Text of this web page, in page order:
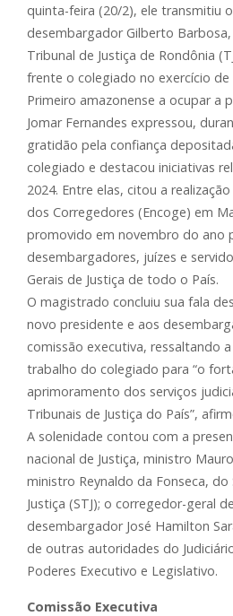
quinta-feira (20/2), ele transmitiu
desembargador Gilberto
Tribunal de Justiça de Rondônia
frente o colegiado no exercício de
Primeiro amazonense a ocupar a
Jomar Fernandes expressou,
gratidão pela confiança
colegiado e destacou iniciativas
2024. Entre elas, citou a
dos Corregedores (Encoge) em
promovido em novembro do ano
desembargadores, juízes e
Gerais de Justiça de todo o País.
O magistrado concluiu sua fala
novo presidente e aos
comissão executiva, ressaltando
trabalho do colegiado para “o
aprimoramento dos serviços
Tribunais de Justiça do País”,
A solenidade contou com a
nacional de Justiça, ministro
ministro Reynaldo da Fonseca,
Justiça (STJ); o corregedor-geral
desembargador José Hamilton
de outras autoridades do
Poderes Executivo e Legislativo.
Comissão Executiva